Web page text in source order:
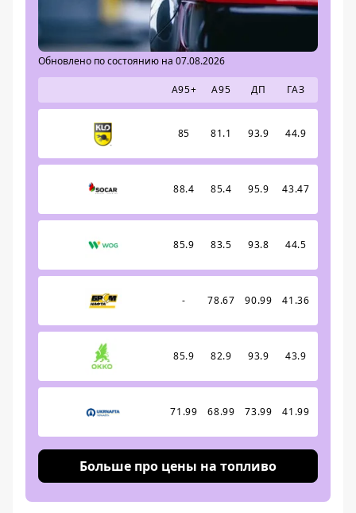
Обновлено по состоянию на 07.08.2026
А95+ А95 ДП ГАЗ
85 81.1 93.9 44.9
88.4 85.4 95.9 43.47
85.9 83.5 93.8 44.5
- 78.67 90.99 41.36
85.9 82.9 93.9 43.9
71.99 68.99 73.99 41.99
Больше про цены на топливо